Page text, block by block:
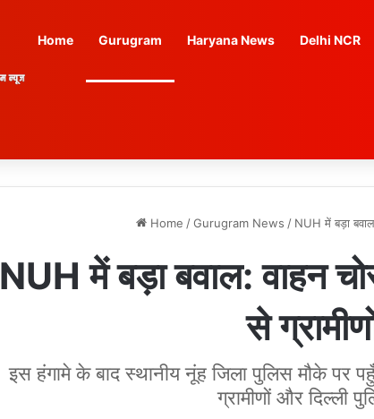
Home Gurugram Haryana News Delhi NCR
Home / Gurugram News / NUH में बड़ा
NUH में बड़ा बवाल: वाहन
से
इस हंगामे के बाद स्थानीय नूंह जिला पुलिस मौके पर
ग्रामीणों और दिल्ली